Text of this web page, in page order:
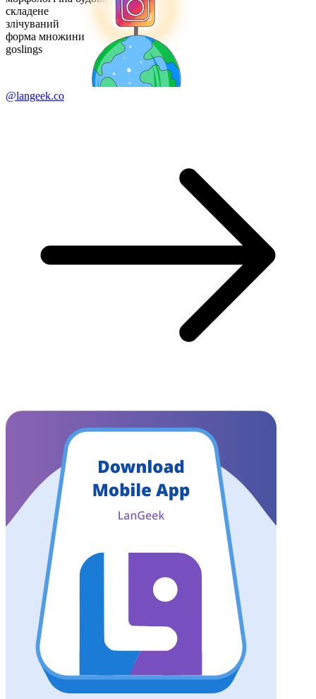
складене
злічуваний
форма множини
goslings
@langeek.co